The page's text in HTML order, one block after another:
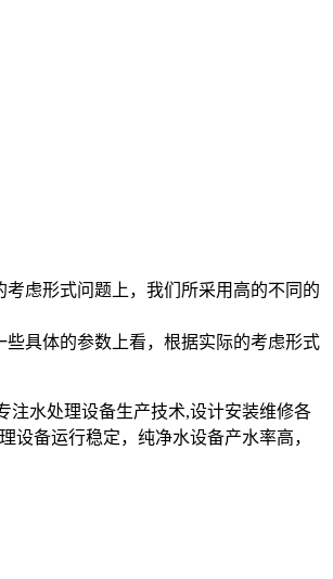
虑形式问题上，我们所采用高的不同的
具体的参数上看，根据实际的考虑形式
注水处理设备生产技术,设计安装维修各
备运行稳定，纯净水设备产水率高，